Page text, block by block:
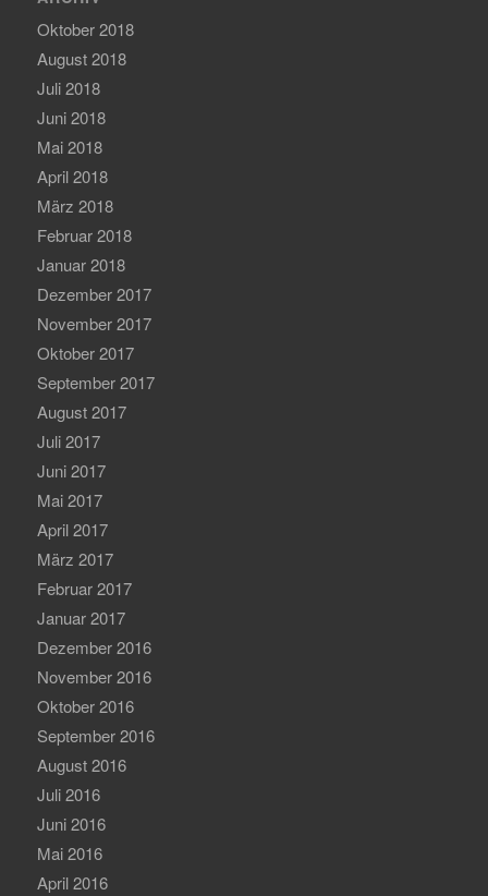
Oktober 2018
August 2018
Juli 2018
Juni 2018
Mai 2018
April 2018
März 2018
Februar 2018
Januar 2018
Dezember 2017
November 2017
Oktober 2017
September 2017
August 2017
Juli 2017
Juni 2017
Mai 2017
April 2017
März 2017
Februar 2017
Januar 2017
Dezember 2016
November 2016
Oktober 2016
September 2016
August 2016
Juli 2016
Juni 2016
Mai 2016
April 2016